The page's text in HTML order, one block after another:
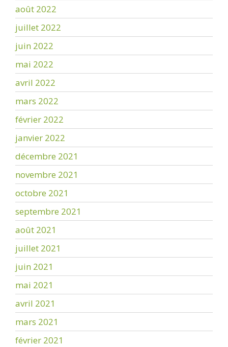
août 2022
juillet 2022
juin 2022
mai 2022
avril 2022
mars 2022
février 2022
janvier 2022
décembre 2021
novembre 2021
octobre 2021
septembre 2021
août 2021
juillet 2021
juin 2021
mai 2021
avril 2021
mars 2021
février 2021